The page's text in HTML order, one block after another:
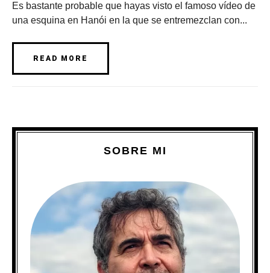
Es bastante probable que hayas visto el famoso vídeo de
una esquina en Hanói en la que se entremezclan con...
READ MORE
SOBRE MI